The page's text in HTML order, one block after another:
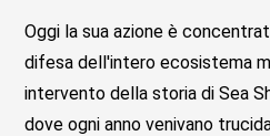
Oggi la sua azione è
difesa dell'intero ecosistema
intervento della storia di Sea
dove ogni anno venivano